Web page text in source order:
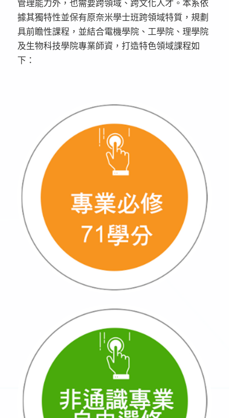
管理能力外，也需要跨領域、跨文化人才。本系依
據其獨特性並保有原奈米學士班跨領域特質，規劃
具前瞻性課程，並結合電機學院、工學院、理學院
及生物科技學院專業師資，打造特色領域課程如
下：